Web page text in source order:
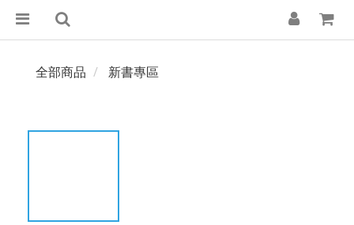
全部商品 新書專區